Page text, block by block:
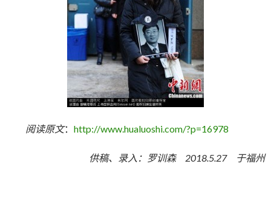
阅读原文： http://www.hualuoshi.com/?p=16978
供稿、录入：罗训森 2018.5.27 于福州